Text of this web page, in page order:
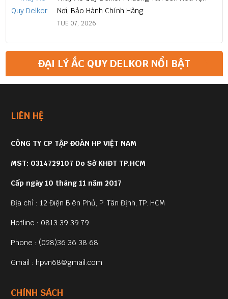
Nơi, Bảo Hành Chính Hãng
TUE 07, 2026
ĐẠI LÝ ẮC QUY DELKOR NỔI BẬT
LIÊN HỆ
CÔNG TY CP TẬP ĐOÀN HP VIỆT NAM
MST: 0314729107 Do Sở KHĐT TP.HCM
Cấp ngày 10 tháng 11 năm 2017
Địa chỉ : 12 Điện Biên Phủ, P. Tân Định, TP. HCM
Hotline : 0813 39 39 79
Phone : (028)36 36 38 68
Gmail : hpvn68@gmail.com
CHÍNH SÁCH